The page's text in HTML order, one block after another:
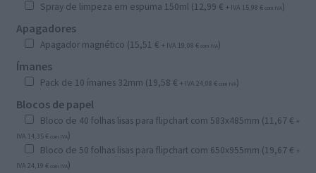
Spray de limpeza em espuma 150ml (12,99 € + IVA 15,98 € com IVA)
Apagadores
Apagador magnético (15,51 € + IVA 19,08 € com IVA)
Ímanes
Pack de 10 ímanes 32mm (19,58 € + IVA 24,08 € com IVA)
Blocos de papel
Bloco de 40 folhas lisas para flipchart com 583x485mm (11,67€ +
IVA 14,35 € com IVA)
Bloco de 50 folhas lisas para flipchart com 650x955mm (19,67€ +
IVA 24,19 € com IVA)